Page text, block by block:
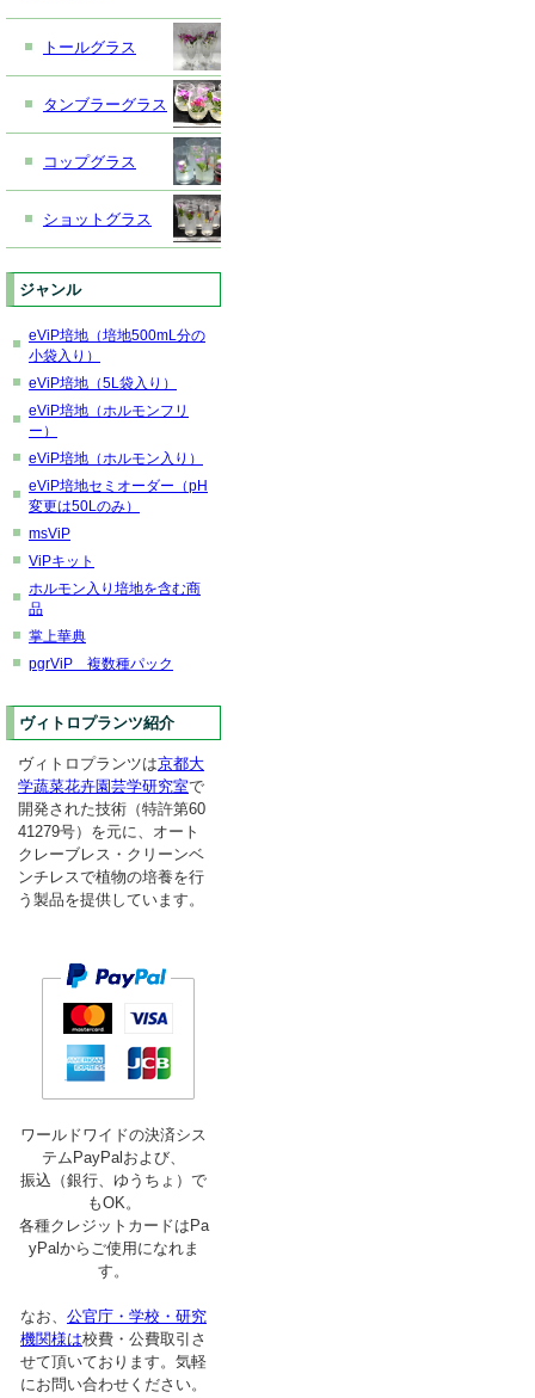
トールグラス
タンブラーグラス
コップグラス
ショットグラス
ジャンル
eViP培地（培地500mL分の
小袋入り）
eViP培地（5L袋入り）
eViP培地（ホルモンフリ
ー）
eViP培地（ホルモン入り）
eViP培地セミオーダー（pH
変更は50Lのみ）
msViP
ViPキット
ホルモン入り培地を含む商
品
掌上華典
pgrViP 複数種パック
ヴィトロプランツ紹介
ヴィトロプランツは京都大
学蔬菜花卉園芸学研究室で
開発された技術（特許第60
41279号）を元に、オート
クレーブレス・クリーンベ
ンチレスで植物の培養を行
う製品を提供しています。
ワールドワイドの決済シス
テムPayPalおよび、
振込（銀行、ゆうちょ）で
もOK。
各種クレジットカードはPa
yPalからご使用になれま
す。
なお、 公官庁・学校・研究
機関様は校費・公費取引さ
せて頂いております。気軽
にお問い合わせください。